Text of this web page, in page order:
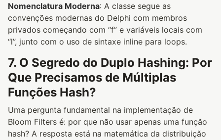
Nomenclatura Moderna: A classe segue as
convenções modernas do Delphi com membros
privados começando com “f” e variáveis locais com
“l”, junto com o uso de sintaxe inline para loops.
7. O Segredo do Duplo Hashing: Por
Que Precisamos de Múltiplas
Funções Hash?
Uma pergunta fundamental na implementação de
Bloom Filters é: por que não usar apenas uma função
hash? A resposta está na matemática da distribuição